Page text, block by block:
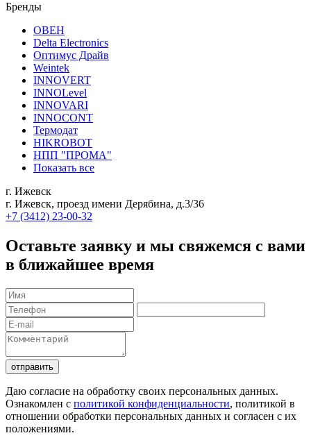
Бренды
ОВЕН
Delta Electronics
Оптимус Драйв
Weintek
INNOVERT
INNOLevel
INNOVARI
INNOCONT
Термодат
HIKROBOT
НПП "ПРОМА"
Показать все
г. Ижевск
г. Ижевск, проезд имени Дерябина, д.3/36
+7 (3412) 23-00-32
Оставьте заявку и мы свяжемся с вами
в ближайшее время
отправить
Даю согласие на обработку своих персональных данных.
Ознакомлен с политикой конфиденциальности, политикой в
отношении обработки персональных данных и согласен с их
положениями.